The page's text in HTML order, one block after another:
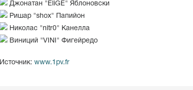
Джонатан "EliGE" Яблоновски
Ришар "shox" Папийон
Николас "nitr0" Канелла
Виниций "VINI" Фигейредо
Источник: www.1pv.fr